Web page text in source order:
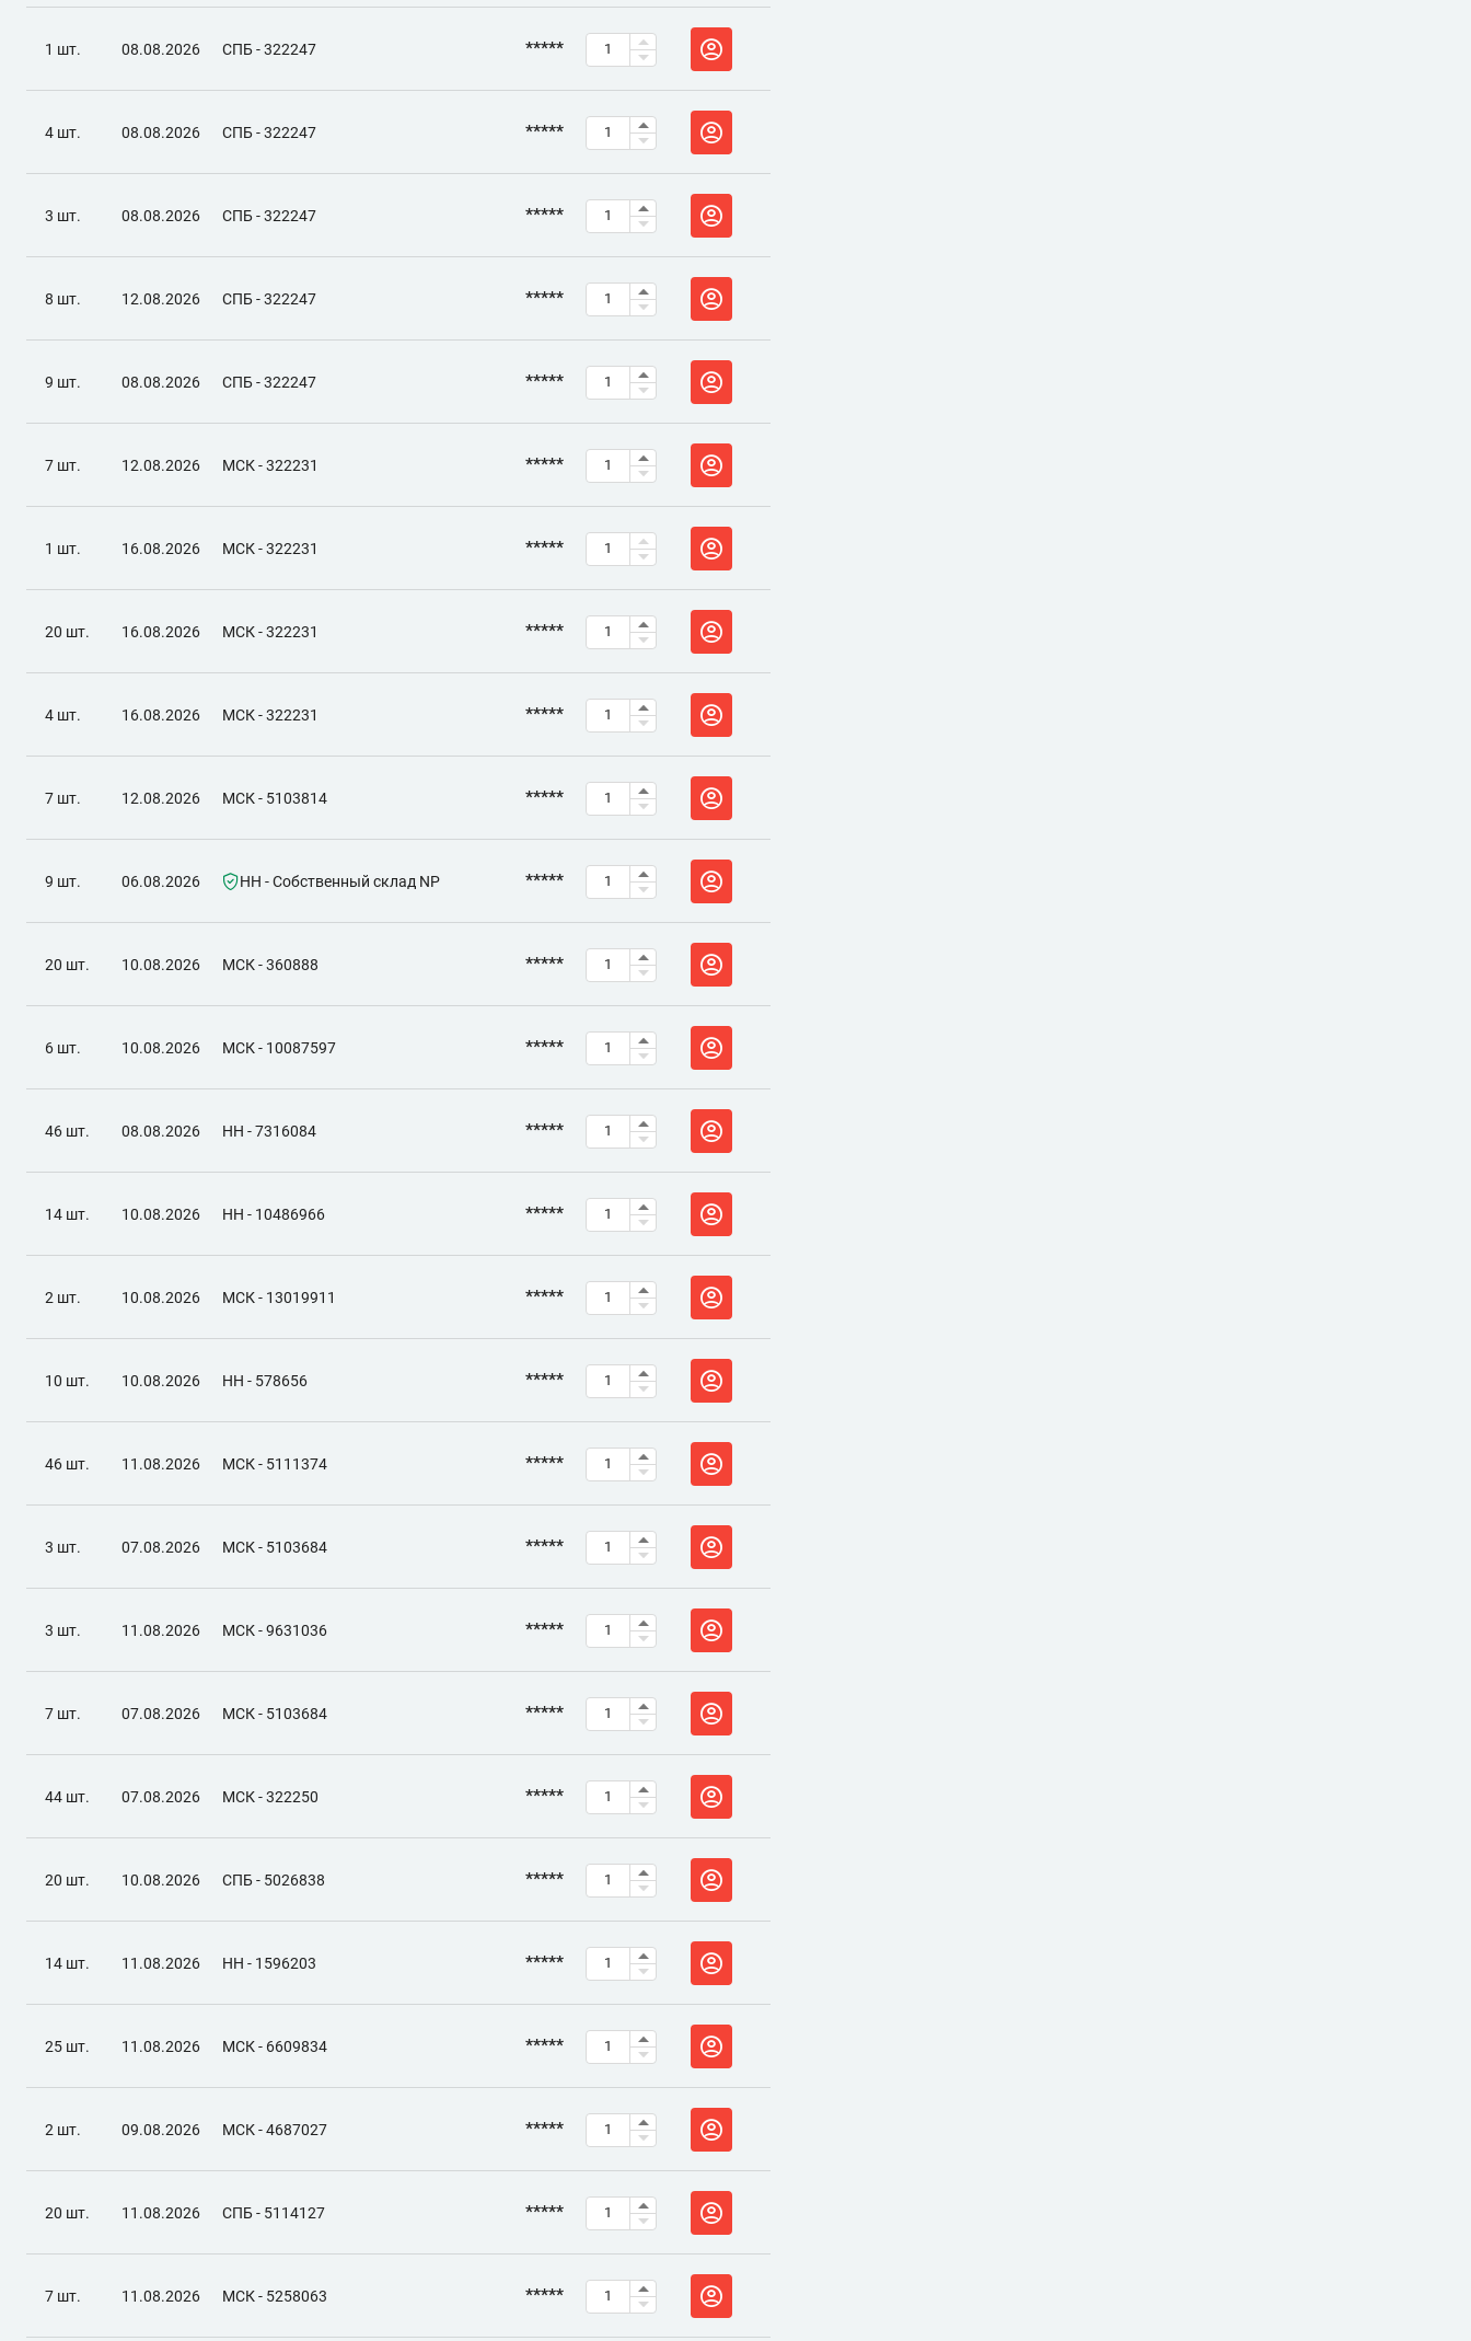
1 шт. 08.08.2026 СПБ - 322247 *****
4 шт. 08.08.2026 СПБ - 322247 *****
3 шт. 08.08.2026 СПБ - 322247 *****
8 шт. 12.08.2026 СПБ - 322247 *****
9 шт. 08.08.2026 СПБ - 322247 *****
7 шт. 12.08.2026 МСК - 322231 *****
1 шт. 16.08.2026 МСК - 322231 *****
20 шт. 16.08.2026 МСК - 322231 *****
4 шт. 16.08.2026 МСК - 322231 *****
7 шт. 12.08.2026 МСК - 5103814 *****
9 шт. 06.08.2026 НН - Собственный склад NP *****
20 шт. 10.08.2026 МСК - 360888 *****
6 шт. 10.08.2026 МСК - 10087597 *****
46 шт. 08.08.2026 НН - 7316084 *****
14 шт. 10.08.2026 НН - 10486966 *****
2 шт. 10.08.2026 МСК - 13019911 *****
10 шт. 10.08.2026 НН - 578656 *****
46 шт. 11.08.2026 МСК - 5111374 *****
3 шт. 07.08.2026 МСК - 5103684 *****
3 шт. 11.08.2026 МСК - 9631036 *****
7 шт. 07.08.2026 МСК - 5103684 *****
44 шт. 07.08.2026 МСК - 322250 *****
20 шт. 10.08.2026 СПБ - 5026838 *****
14 шт. 11.08.2026 НН - 1596203 *****
25 шт. 11.08.2026 МСК - 6609834 *****
2 шт. 09.08.2026 МСК - 4687027 *****
20 шт. 11.08.2026 СПБ - 5114127 *****
7 шт. 11.08.2026 МСК - 5258063 *****